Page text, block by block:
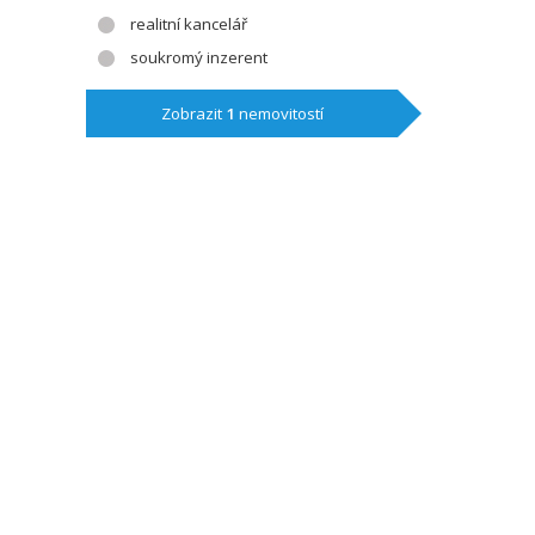
realitní kancelář
soukromý inzerent
Zobrazit 1 nemovitostí